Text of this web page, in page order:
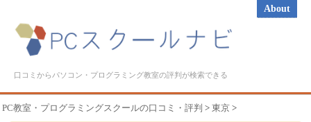
About
口コミからパソコン・プログラミング教室の評判が検索できる
PC教室・プログラミングスクールの口コミ・評判 > 東京 >